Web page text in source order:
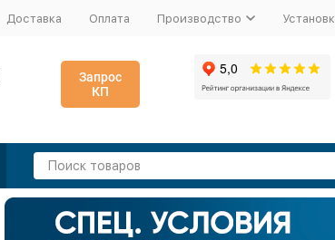
Доставка Оплата Производство
Запрос
КП